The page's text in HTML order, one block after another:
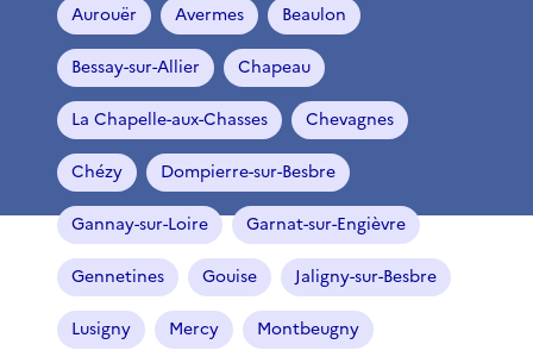
Aurouër Avermes Beaulon
Bessay-sur-Allier Chapeau
La Chapelle-aux-Chasses Chevagnes
Chézy Dompierre-sur-Besbre
Gannay-sur-Loire Garnat-sur-Engièvre
Gennetines Gouise Jaligny-sur-Besbre
Lusigny Mercy Montbeugny